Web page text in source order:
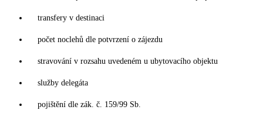
transfery v destinaci
počet noclehů dle potvrzení o zájezdu
stravování v rozsahu uvedeném u ubytovacího objektu
služby delegáta
pojištění dle zák. č. 159/99 Sb.